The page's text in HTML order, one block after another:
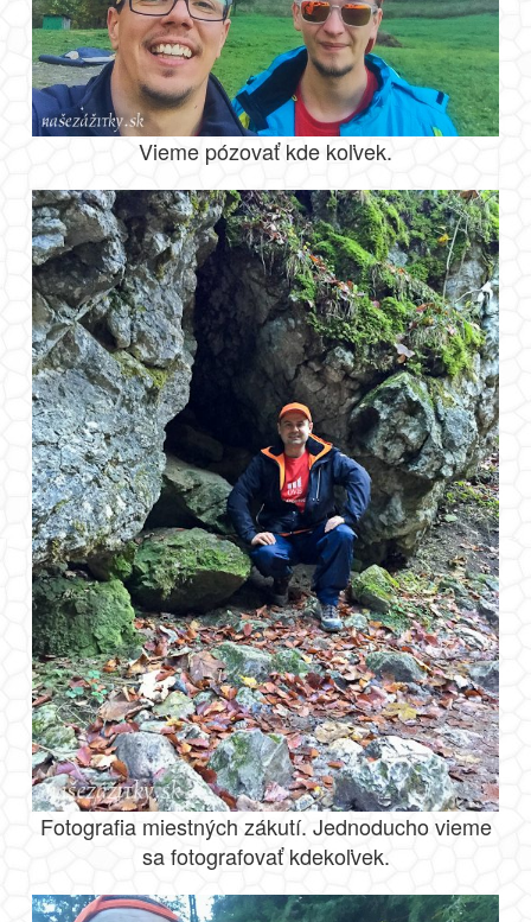
Vieme pózovať kde koľvek.
Fotografia miestných zákutí. Jednoducho vieme
sa fotografovať kdekoľvek.